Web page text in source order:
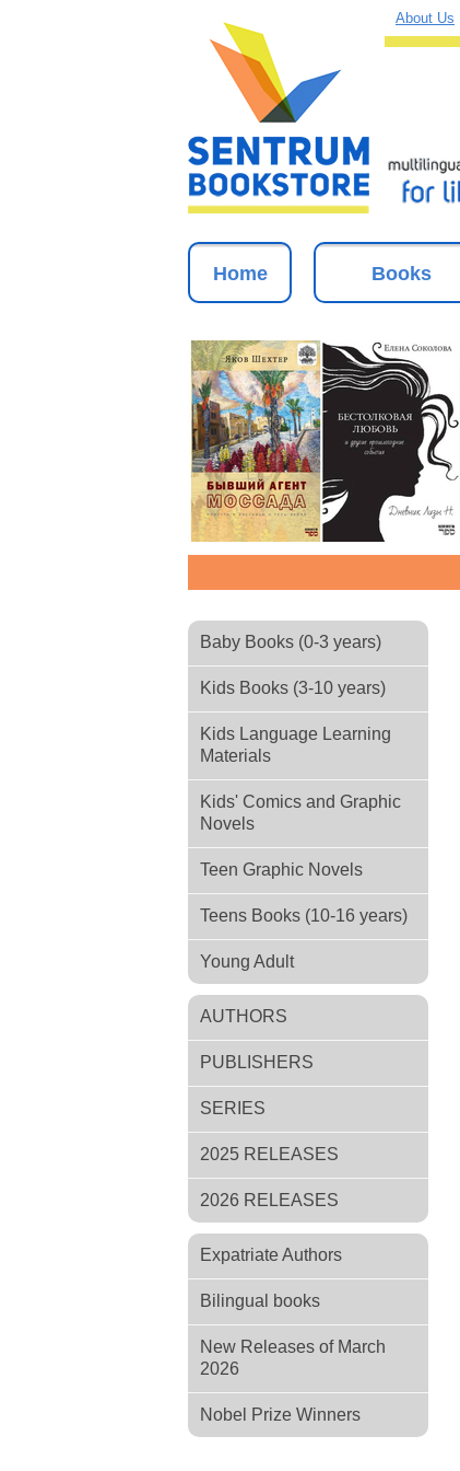
About Us
Home Books
Baby Books (0-3 years)
Kids Books (3-10 years)
Kids Language Learning
Materials
Kids' Comics and Graphic
Novels
Teen Graphic Novels
Teens Books (10-16 years)
Young Adult
AUTHORS
PUBLISHERS
SERIES
2025 RELEASES
2026 RELEASES
Expatriate Authors
Bilingual books
New Releases of March
2026
Nobel Prize Winners